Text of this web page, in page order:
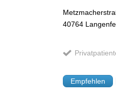
40764
Empfehlen